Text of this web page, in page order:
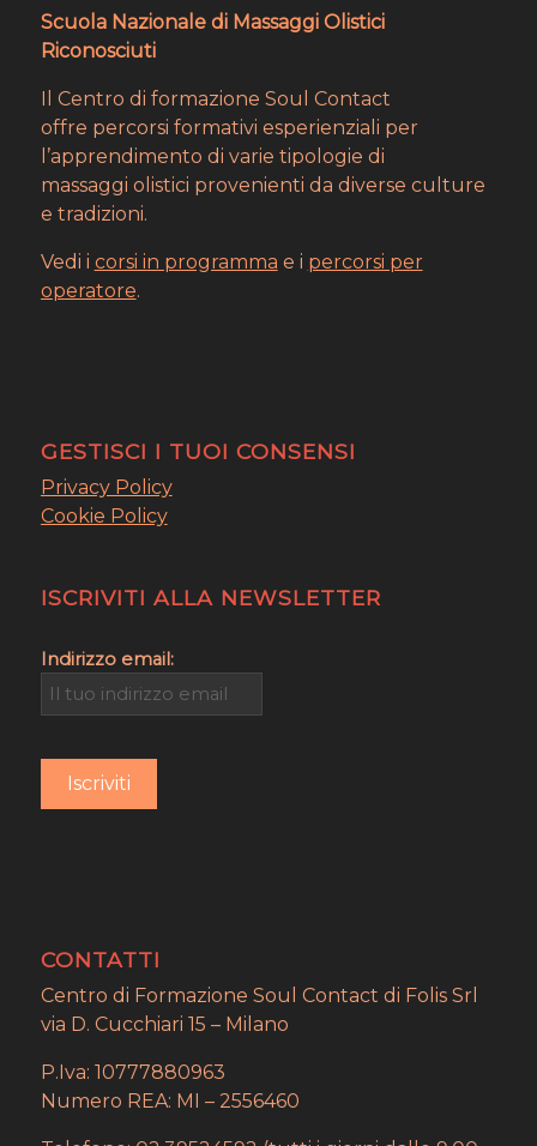
Scuola Nazionale di Massaggi Olistici
Riconosciuti
Il Centro di formazione Soul Contact
offre percorsi formativi esperienziali per
l’apprendimento di varie tipologie di
massaggi olistici provenienti da diverse culture
e tradizioni.
Vedi i corsi in programma e i percorsi per
operatore.
GESTISCI I TUOI CONSENSI
Privacy Policy
Cookie Policy
ISCRIVITI ALLA NEWSLETTER
Indirizzo email:
CONTATTI
Centro di Formazione Soul Contact di Folis Srl
via D. Cucchiari 15 – Milano
P.Iva: 10777880963
Numero REA: MI – 2556460